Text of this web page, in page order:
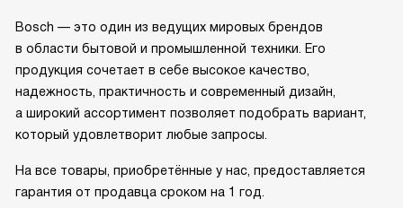
Bosch — это один из ведущих мировых брендов
в области бытовой и промышленной техники. Его
продукция сочетает в себе высокое качество,
надежность, практичность и современный дизайн,
а широкий ассортимент позволяет подобрать вариант,
который удовлетворит любые запросы.
На все товары, приобретённые у нас, предоставляется
гарантия от продавца сроком на 1 год.